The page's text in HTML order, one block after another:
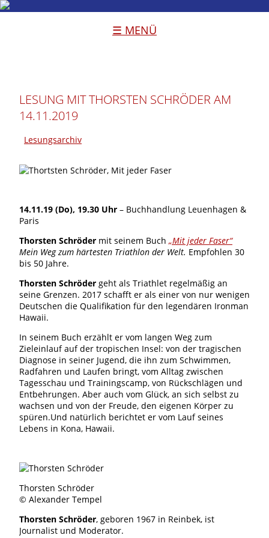
☰ MENÜ
LESUNG MIT THORSTEN SCHRÖDER AM
14.11.2019
Lesungsarchiv
14.11.19 (Do), 19.30 Uhr – Buchhandlung Leuenhagen &
Paris
Thorsten Schröder mit seinem Buch „Mit jeder Faser“
Mein Weg zum härtesten Triathlon der Welt. Empfohlen 30
bis 50 Jahre.
Thorsten Schröder geht als Triathlet regelmäßig an
seine Grenzen. 2017 schafft er als einer von nur wenigen
Deutschen die Qualifikation für den legendären Ironman
Hawaii.
In seinem Buch erzählt er vom langen Weg zum
Zieleinlauf auf der tropischen Insel: von der tragischen
Diagnose in seiner Jugend, die ihn zum Schwimmen,
Radfahren und Laufen bringt, vom Alltag zwischen
Tagesschau und Trainingscamp, von Rückschlägen und
Entbehrungen. Aber auch vom Glück, an sich selbst zu
wachsen und von der Freude, den eigenen Körper zu
spüren.Und natürlich berichtet er vom Lauf seines
Lebens in Kona, Hawaii.
Thorsten Schröder
© Alexander Tempel
Thorsten Schröder, geboren 1967 in Reinbek, ist
Journalist und Moderator.